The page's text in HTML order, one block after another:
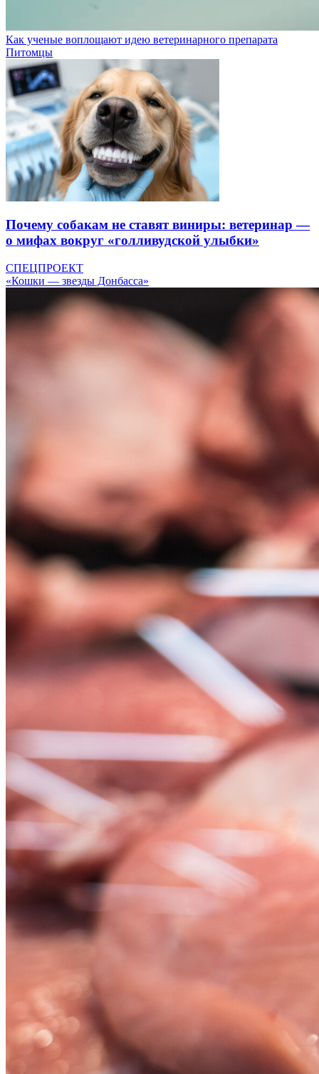
Как ученые воплощают идею ветеринарного препарата
Питомцы
Почему собакам не ставят виниры: ветеринар —
о мифах вокруг «голливудской улыбки»
СПЕЦПРОЕКТ
«Кошки — звезды Донбасса»